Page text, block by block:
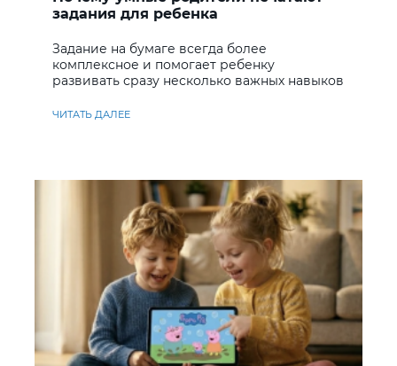
задания для ребенка
Задание на бумаге всегда более
комплексное и помогает ребенку
развивать сразу несколько важных навыков
ЧИТАТЬ ДАЛЕЕ